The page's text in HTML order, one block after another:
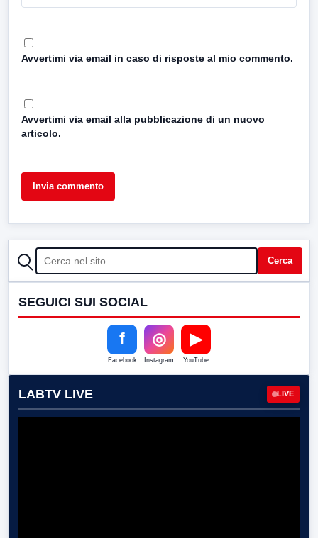
Avvertimi via email in caso di risposte al mio commento.
Avvertimi via email alla pubblicazione di un nuovo
articolo.
CERCA Cerca
SEGUICI SUI SOCIAL
f
Facebook
◎
Instagram
▶
YouTube
LABTV LIVE LIVE